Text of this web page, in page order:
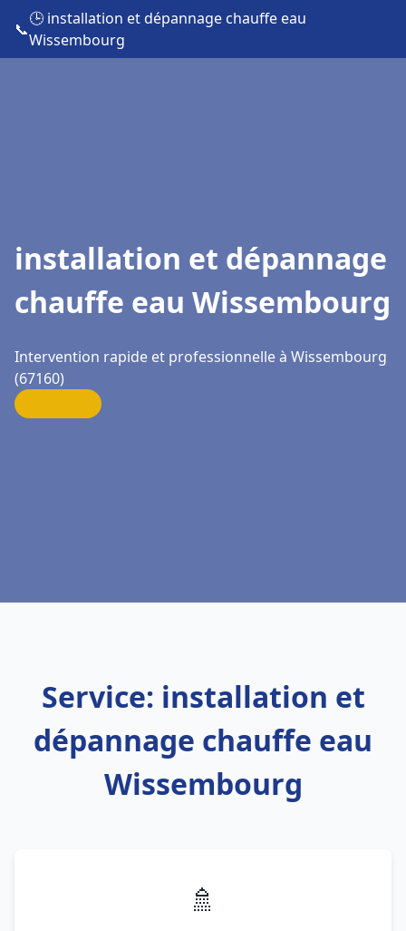
📞
🕒 installation et dépannage chauffe eau
Wissembourg
installation et dépannage
chauffe eau Wissembourg
Intervention rapide et professionnelle à Wissembourg
(67160)
Service: installation et
dépannage chauffe eau
Wissembourg
🚿